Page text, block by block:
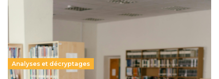
Analyses et décryptages